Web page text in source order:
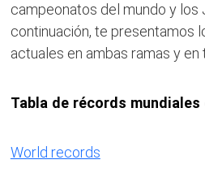
campeonatos del mundo y los
continuación, te presentamos
actuales en ambas ramas y en
Tabla de récords mundiales
World records